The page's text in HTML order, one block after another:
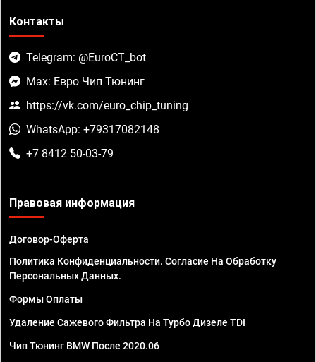
Контакты
Telegram: @EuroCT_bot
Max: Евро Чип Тюнинг
https://vk.com/euro_chip_tuning
WhatsApp: +79317082148
+7 8412 50-03-79
Правовая информация
Договор-Оферта
Политика Конфиденциальности. Согласие На Обработку
Персональных Данных.
Формы Оплаты
Удаление Сажевого Фильтра На Турбо Дизеле TDI
Чип Тюнинг BMW После 2020.06